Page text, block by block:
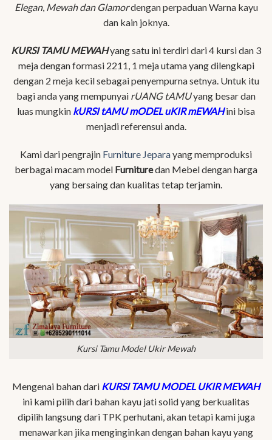
Elegan, Mewah dan Glamordengan perpaduan Warna kayu
dan kain joknya.
KURSI TAMU MEWAHyang satu ini terdiri dari 4 kursi dan 3
meja dengan formasi 2211, 1 meja utama yang dilengkapi
dengan 2 meja kecil sebagai penyempurna setnya. Untuk itu
bagi anda yang mempunyai rUANG tAMUyang besar dan
luas mungkin kURSItAMU mODEL uKIR mEWAHini bisa
menjadi referensui anda.
Kami dari pengrajin Furniture Jeparayang memproduksi
berbagai macam model Furnituredan Mebel dengan harga
yang bersaing dan kualitas tetap terjamin.
Kursi Tamu Model Ukir Mewah
Mengenai bahan dari KURSI TAMU MODEL UKIR MEWAH
ini kami pilih dari bahan kayu jati solid yang berkualitas
dipilih langsung dari TPK perhutani, akan tetapi kami juga
menawarkan jika menginginkan dengan bahan kayu yang